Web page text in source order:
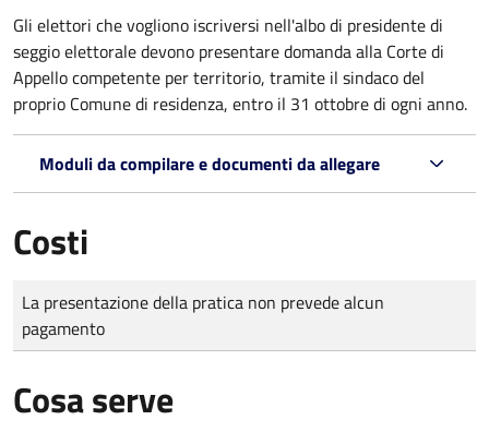
Gli elettori che vogliono iscriversi nell'albo di presidente di
seggio elettorale devono presentare domanda alla Corte di
Appello competente per territorio, tramite il sindaco del
proprio Comune di residenza, entro il 31 ottobre di ogni anno.
Moduli da compilare e documenti da allegare
Costi
Tipo di pagamento
Importo
La presentazione della pratica non prevede alcun
pagamento
Cosa serve